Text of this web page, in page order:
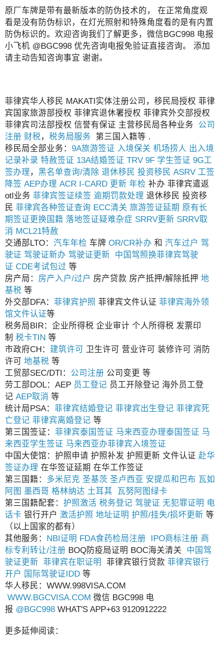
原厂车牌是带有最新版本的防伪技术的， 在正常角度观
看是没有防伪标识，在灯光照射和特殊角度看的是有内置
防伪标识的。欢迎咨询我们了解更多，微信BGC998 电报
小飞机 @BGC998 优先咨询电报免验证直接咨询。 添加
请主动告知咨询事宜 谢谢。
菲律宾华人移民 MAKATI实体注册公司，移民局授权 菲律
宾国家旅游部授权 菲律宾退休署授权 菲律宾外交部授权
菲律宾司法部授权 信誉有保证 主营移民局各种业务 公司
注册 财税 ， 税务局服务 第三国入籍等 .
移民局全部业务： 9A旅游签证 入境保关 机场捞人 出入境
记录补录 特赦签证 13A结婚签证 TRV 9F 学生签证 9G工
签办理 ， 黑名单查询/清除 退休移民 投资移民 ASRV 工签
降签 AEP办理 ACR I-CARD 更新 年检 补办 菲律宾遣返
otl业务 菲律宾签证续签 逾期罚款处理 退休移民 投资移
民 菲律宾各种签证查询 ECC清关 旅游签证延期 原有长
期签证更换国籍 落地签证疑难杂症 SRRV更新 SRRV取
消 MCL21特赦
交通部LTO： 汽车年检 车牌 OR/CR补办 和 汽车过户 驾
驶证 驾驶证新办 驾驶证更新
中国驾照换菲律宾驾驶
证 CDE考试包过 等
房产局： 房产入户/过户 房产贷款 房产抵押/解除抵押 地
基税 等
外交部DFA： 菲律宾护照 菲律宾文件认证 菲律宾海外领
馆文件认证等
税务局BIR：企业所得税 企业审计 个人所得税 发票印
制 税卡TIN 等
市政府CH： 建筑许可 卫生许可 营业许可 装修许可 消防
许可 地基税 等
工贸部SEC/DTI： 公司注册 公司变更 等
劳工部DOL：AEP 员工登记 员工开除登记 海外员工登
记 AEP取消 等
统计局PSA： 菲律宾结婚登记 菲律宾出生登记 菲律宾死
亡登记 菲律宾离婚登记 等
第三国签证： 菲律宾泰国签证 马来西亚办理泰国签证 马
来西亚学生签证 马来西亚办菲律宾入境签证
中国大使馆：护照申请 护照补发 护照更新 文件认证 赴华
签证办理 在华签证延期 在华工作签证
第三国籍： 多米尼克 圣基茨 圣卢西亚 安提瓜和巴布 瓦如
阿图 墨西哥 格林纳达 土耳其
瓦努阿图绿卡
第三国籍配套： 护照激活 税务登记 驾驶证 无犯罪证明 电
话卡 银行开户 激活护照 地址证明 护照/挂失/损坏更新 等
（以上国家的都有）
其他服务： NBI证明 FDA食药检局注册 IPO商标注册 商
标专利转让/注册 BOQ防疫局证明 BOC海关清关 中国驾
驶证更新
菲律宾在职证明 菲律宾银行贷款 菲律宾银行
开户
国际驾驶证IDD 等
华人移民：WWW.998VISA.COM
WWW.BGCVISA.COM 微信 BGC998 电
报 @BGC998 WHAT'S APP+63 9120912222
更多延伸阅读：